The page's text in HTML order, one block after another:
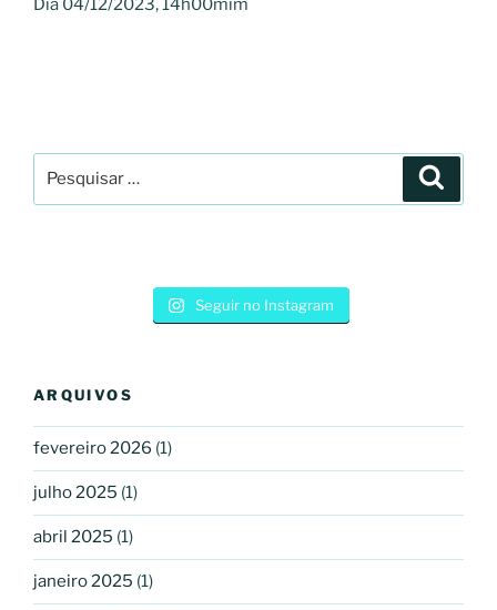
Dia 04/12/2023, 14h00mim
por:
Seguir no Instagram
ARQUIVOS
fevereiro 2026 (1)
julho 2025 (1)
abril 2025 (1)
janeiro 2025 (1)